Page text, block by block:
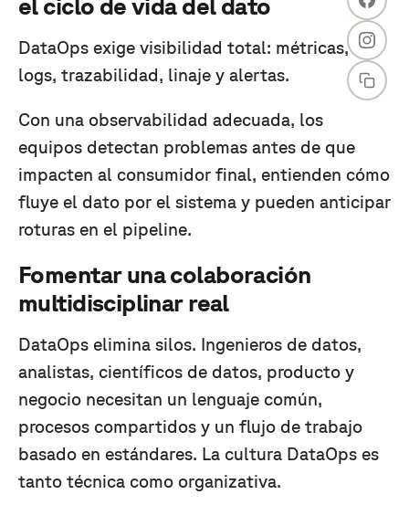
DataOps exige visibilidad total: métricas,
logs, trazabilidad, linaje y alertas.
Con una observabilidad adecuada, los
equipos detectan problemas antes de que
impacten al consumidor final, entienden cómo
fluye el dato por el sistema y pueden anticipar
roturas en el pipeline.
Fomentar una colaboración
multidisciplinar real
DataOps elimina silos. Ingenieros de datos,
analistas, científicos de datos, producto y
negocio necesitan un lenguaje común,
procesos compartidos y un flujo de trabajo
basado en estándares. La cultura DataOps es
tanto técnica como organizativa.